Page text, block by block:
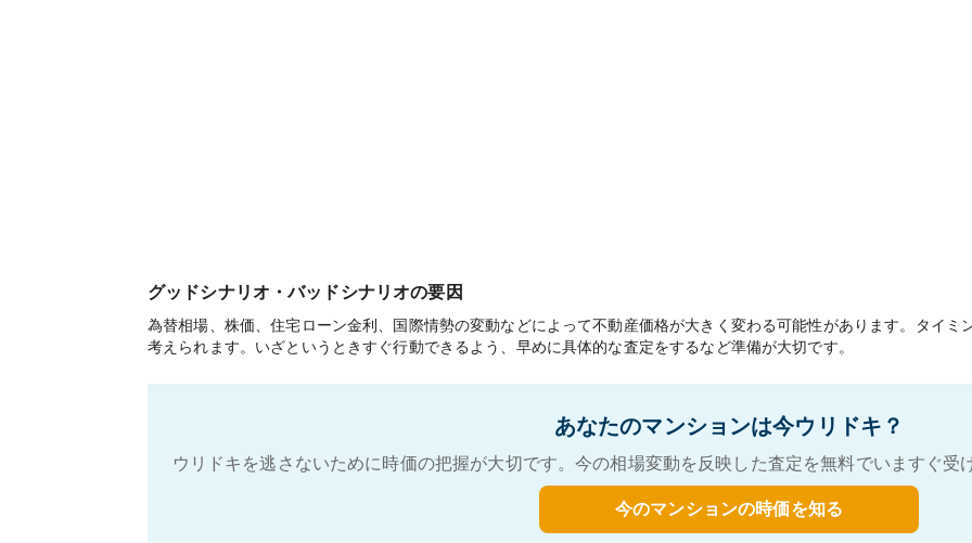
グッドシナリオ・バッドシナリオの要因
為替相場、株価、住宅ローン金利、国際情勢の変動などによって不動産価格が大きく変わる可能性があります。タイミ
考えられます。いざというときすぐ行動できるよう、早めに具体的な査定をするなど準備が大切です。
あなたのマンションは今ウリドキ？
ウリドキを逃さないために時価の把握が大切です。今の相場変動を反映した査定を無料でいますぐ
今のマンションの時価を知る